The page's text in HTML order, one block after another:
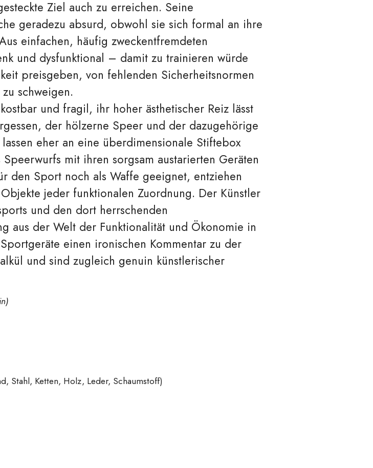
Ziel auch zu erreichen. Seine
geradezu absurd, obwohl sie sich formal an ihre
einfachen, häufig zweckentfremdeten
und dysfunktional – damit zu trainieren würde
preisgeben, von fehlenden Sicherheitsnormen
schweigen.
und fragil, ihr hoher ästhetischer Reiz lässt
der hölzerne Speer und der dazugehörige
eher an eine überdimensionale Stiftebox
mit ihren sorgsam austarierten Geräten
den Sport noch als Waffe geeignet, entziehen
jeder funktionalen Zuordnung. Der Künstler
und den dort herrschenden
aus der Welt der Funktionalität und Ökonomie in
einen ironischen Kommentar zu der
und sind zugleich genuin künstlerischer
Stahl, Ketten, Holz, Leder, Schaumstoff)